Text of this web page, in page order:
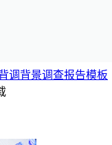
调背景调查报告模板